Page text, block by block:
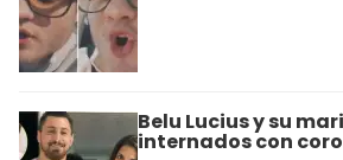
Belu Lucius y su
internados con